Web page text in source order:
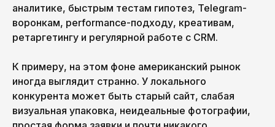
аналитике, быстрым тестам гипотез, Telegram-
воронкам, performance-подходу, креативам,
ретаргетингу и регулярной работе с CRM.
К примеру, на этом фоне американский рынок
иногда выглядит странно. У локального
конкурента может быть старый сайт, слабая
визуальная упаковка, неидеальные фотографии,